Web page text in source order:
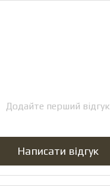
Додайте перший відгук
Написати відгук